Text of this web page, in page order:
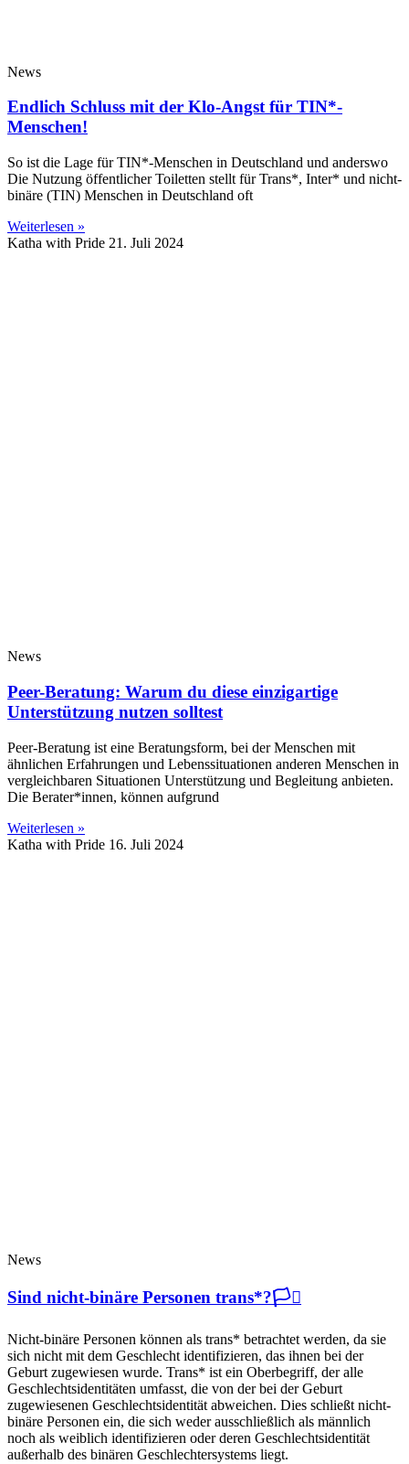
News
Endlich Schluss mit der Klo-Angst für TIN*-
Menschen!
So ist die Lage für TIN*-Menschen in Deutschland und anderswo
Die Nutzung öffentlicher Toiletten stellt für Trans*, Inter* und nicht-
binäre (TIN) Menschen in Deutschland oft
Weiterlesen »
Katha with Pride 21. Juli 2024
News
Peer-Beratung: Warum du diese einzigartige
Unterstützung nutzen solltest
Peer-Beratung ist eine Beratungsform, bei der Menschen mit
ähnlichen Erfahrungen und Lebenssituationen anderen Menschen in
vergleichbaren Situationen Unterstützung und Begleitung anbieten.
Die Berater*innen, können aufgrund
Weiterlesen »
Katha with Pride 16. Juli 2024
News
Sind nicht-binäre Personen trans*?🏳️‍⚧️
Nicht-binäre Personen können als trans* betrachtet werden, da sie
sich nicht mit dem Geschlecht identifizieren, das ihnen bei der
Geburt zugewiesen wurde. Trans* ist ein Oberbegriff, der alle
Geschlechtsidentitäten umfasst, die von der bei der Geburt
zugewiesenen Geschlechtsidentität abweichen. Dies schließt nicht-
binäre Personen ein, die sich weder ausschließlich als männlich
noch als weiblich identifizieren oder deren Geschlechtsidentität
außerhalb des binären Geschlechtersystems liegt.